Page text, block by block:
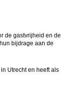
de gastvrijheid en de
bijdrage aan de
Utrecht en heeft als